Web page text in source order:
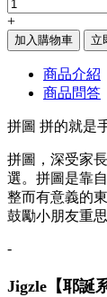
+
加入購物車 立
商品介紹
商品問答
拼圖 拼的就是
拼圖，深受家
選。拼圖是靠
整而有意義的
鼓勵小朋友重
-
Jigzle【耶誕